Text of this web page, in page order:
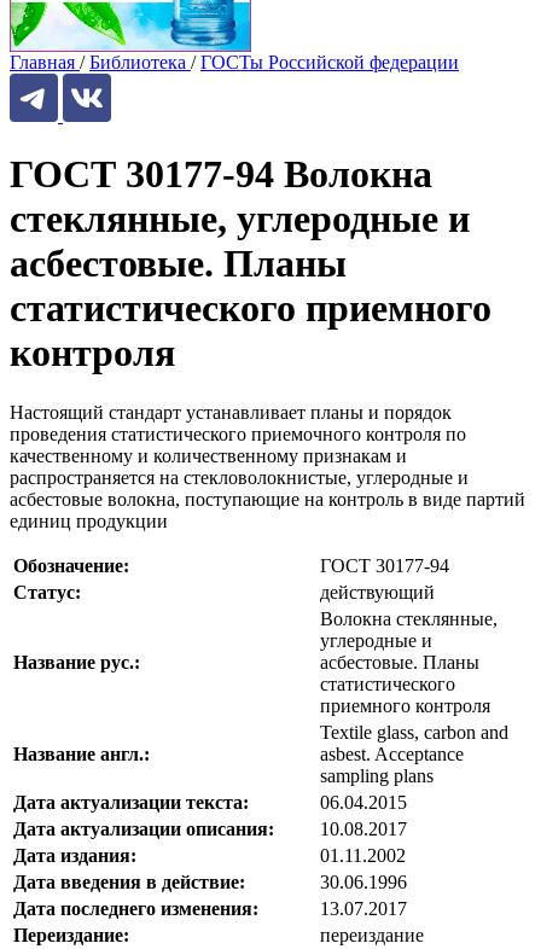
Главная / Библиотека / ГОСТы Российской федерации
ГОСТ 30177-94 Волокна
стеклянные, углеродные и
асбестовые. Планы
статистического приемного
контроля
Настоящий стандарт устанавливает планы и порядок
проведения статистического приемочного контроля по
качественному и количественному признакам и
распространяется на стекловолокнистые, углеродные и
асбестовые волокна, поступающие на контроль в виде партий
единиц продукции
Обозначение:
ГОСТ 30177-94
Статус:
действующий
Название рус.:
Волокна стеклянные,
углеродные и
асбестовые. Планы
статистического
приемного контроля
Название англ.:
Textile glass, carbon and
asbest. Acceptance
sampling plans
Дата актуализации текста:
06.04.2015
Дата актуализации описания:
10.08.2017
Дата издания:
01.11.2002
Дата введения в действие:
30.06.1996
Дата последнего изменения:
13.07.2017
Переиздание:
переиздание